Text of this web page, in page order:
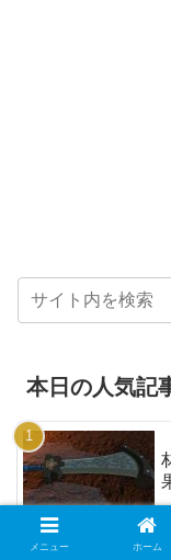
本日の人気記
メニュー ホーム